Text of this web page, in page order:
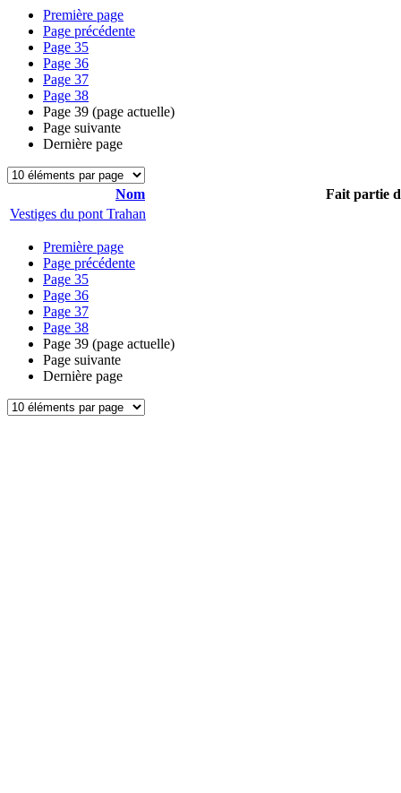
Première page
Page précédente
Page 35
Page 36
Page 37
Page 38
Page 39 (page actuelle)
Page suivante
Dernière page
Nom
Fait partie
Vestiges du pont Trahan
Première page
Page précédente
Page 35
Page 36
Page 37
Page 38
Page 39 (page actuelle)
Page suivante
Dernière page